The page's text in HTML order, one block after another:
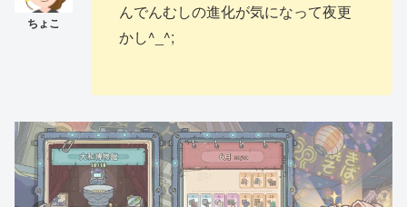
んでんむしの進化が気になって夜更
かし^_^;